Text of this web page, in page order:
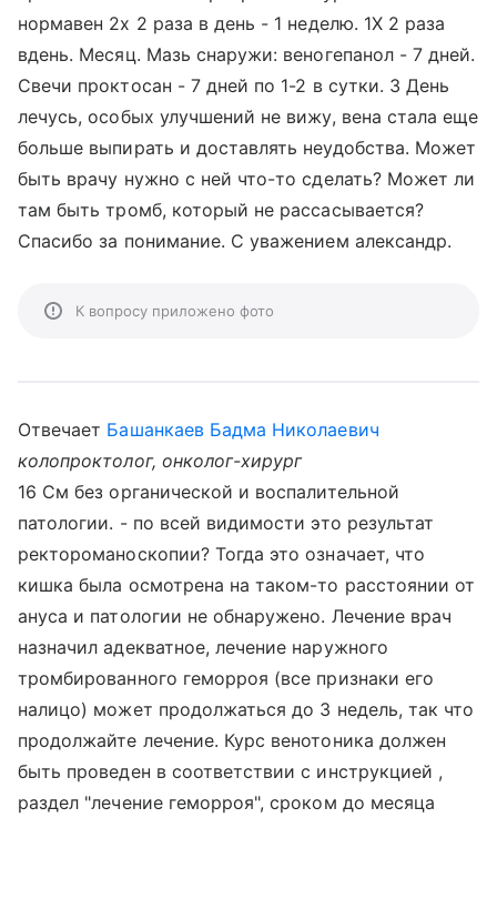
нормавен 2х 2 раза в день - 1 неделю. 1Х 2 раза
вдень. Месяц. Мазь снаружи: веногепанол - 7 дней.
Свечи проктосан - 7 дней по 1-2 в сутки. 3 День
лечусь, особых улучшений не вижу, вена стала еще
больше выпирать и доставлять неудобства. Может
быть врачу нужно с ней что-то сделать? Может ли
там быть тромб, который не рассасывается?
Спасибо за понимание. С уважением александр.
К вопросу приложено фото
Отвечает Башанкаев Бадма Николаевич
колопроктолог, онколог-хирург
16 См без органической и воспалительной
патологии. - по всей видимости это результат
ректороманоскопии? Тогда это означает, что
кишка была осмотрена на таком-то расстоянии от
ануса и патологии не обнаружено. Лечение врач
назначил адекватное, лечение наружного
тромбированного геморроя (все признаки его
налицо) может продолжаться до 3 недель, так что
продолжайте лечение. Курс венотоника должен
быть проведен в соответствии с инструкцией ,
раздел "лечение геморроя", сроком до месяца